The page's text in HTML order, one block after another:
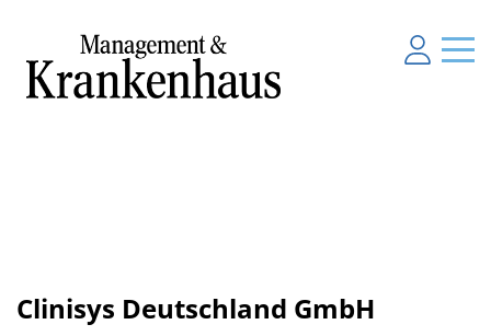
Clinisys Deutschland GmbH